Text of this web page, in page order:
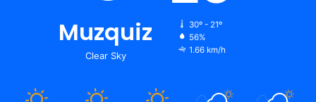
Muzquiz
Clear Sky
30º - 21º
56%
1.66 km/h